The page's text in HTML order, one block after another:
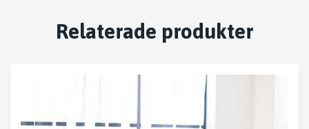
Relaterade produkter